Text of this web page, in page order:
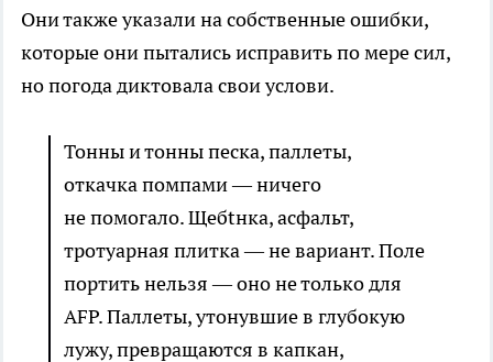
Они также указали на собственные ошибки,
которые они пытались исправить по мере сил,
но погода диктовала свои услови.
Тонны и тонны песка, паллеты,
откачка помпами — ничего
не помогало. Щебtнка, асфальт,
тротуарная плитка — не вариант. Поле
портить нельзя — оно не только для
AFP. Паллеты, утонувшие в глубокую
лужу, превращаются в капкан,